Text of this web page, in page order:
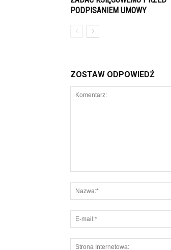
PODPISANIEM UMOWY
ZOSTAW ODPOWIEDŹ